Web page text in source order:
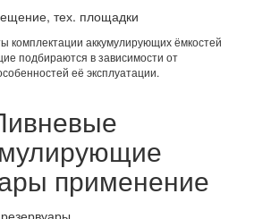
тех. площадки
комплектации аккумулирующих ёмкостей
подбираются в зависимости от
её эксплуатации.
применение